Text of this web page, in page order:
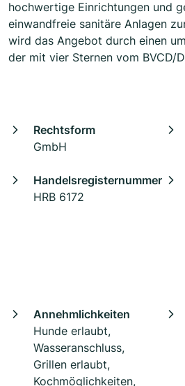
hochwertige Einrichtungen und
einwandfreie sanitäre Anlagen
wird das Angebot durch einen
der mit vier Sternen vom BVCD/
Rechtsform
GmbH
Handelsregisternummer
HRB 6172
Annehmlichkeiten
Hunde erlaubt,
Wasseranschluss,
Grillen erlaubt,
Kochmöglichkeiten,